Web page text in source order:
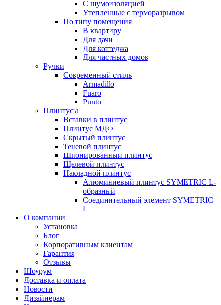
С шумоизоляцией
Утепленные с терморазрывом
По типу помещения
В квартиру
Для дачи
Для коттеджа
Для частных домов
Ручки
Современный стиль
Armadillo
Fuaro
Punto
Плинтусы
Вставки в плинтус
Плинтус МДФ
Скрытый плинтус
Теневой плинтус
Шпонированный плинтус
Щелевой плинтус
Накладной плинтус
Алюминиевый плинтус SYMETRIC L-
образный
Соединительный элемент SYMETRIC
L
О компании
Установка
Блог
Корпоративным клиентам
Гарантия
Отзывы
Шоурум
Доставка и оплата
Новости
Дизайнерам